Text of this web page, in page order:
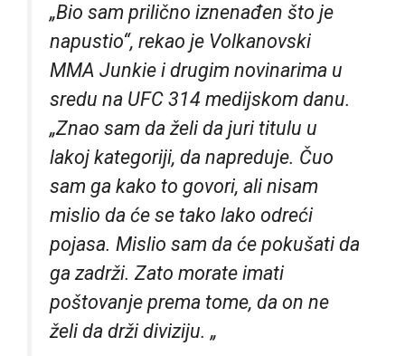
„Bio sam prilično iznenađen što je
napustio“, rekao je Volkanovski
MMA Junkie i drugim novinarima u
sredu na UFC 314 medijskom danu.
„Znao sam da želi da juri titulu u
lakoj kategoriji, da napreduje. Čuo
sam ga kako to govori, ali nisam
mislio da će se tako lako odreći
pojasa. Mislio sam da će pokušati da
ga zadrži. Zato morate imati
poštovanje prema tome, da on ne
želi da drži diviziju. „